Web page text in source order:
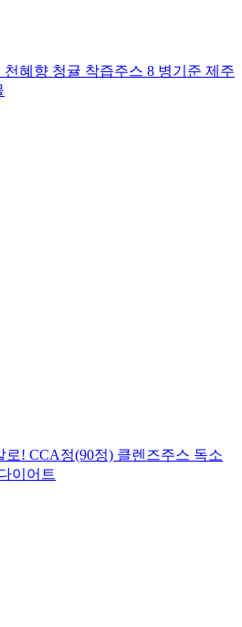
혜향 청귤 착즙주스 8 병기준 제주
! CCA정(90정) 클렌즈주스 독소
이어트